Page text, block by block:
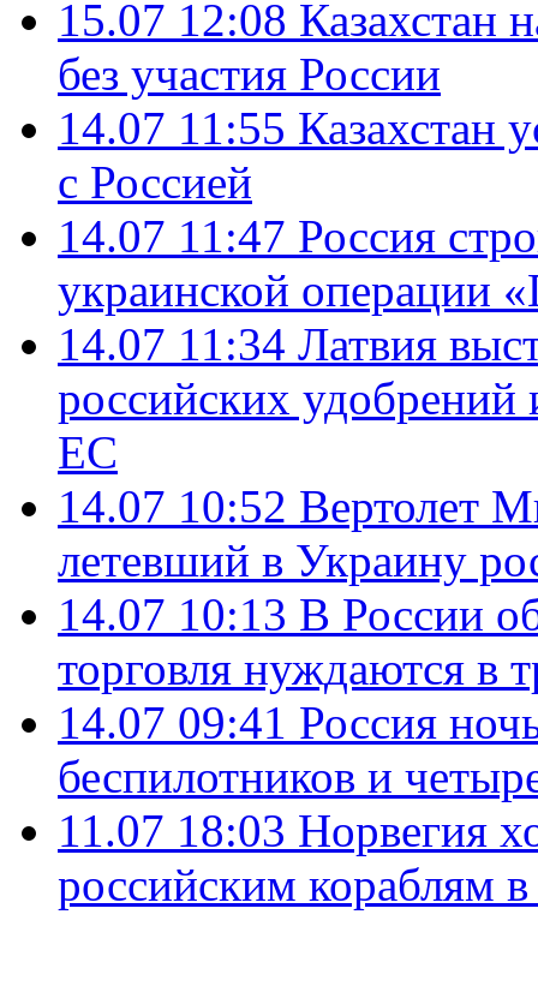
15.07 12:08 Казахстан
без участия России
14.07 11:55 Казахстан
с Россией
14.07 11:47 Россия
украинской операции
14.07 11:34 Латвия
российских
ЕС
14.07 10:52 Вертолет
летевший в Украину
14.07 10:13 В России
торговля нуждаются в
14.07 09:41 Россия
беспилотников и
11.07 18:03 Норвегия
российским кораблям